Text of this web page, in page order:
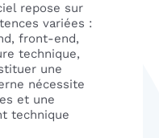
repose sur
variées :
front-end,
technique,
une
nécessite
et une
technique